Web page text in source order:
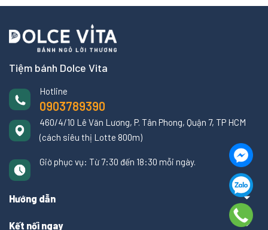
Tiệm bánh Dolce Vita
Hotline
0903789390
460/4/10 Lê Văn Lương, P. Tân Phong, Quận 7, TP HCM
(cách siêu thị Lotte 800m)
Giờ phục vụ: Từ 7:30 đến 18:30 mỗi ngày.
Hướng dẫn
Kết nối ngay